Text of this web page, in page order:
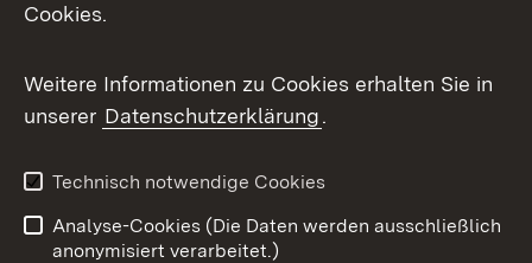
X / Twitter
Youtube
Impressum
Kontakt
Cookies.
Weitere Informationen zu Cookies erhalten Sie in
unserer Datenschutzerklärung.
Technisch notwendige Cookies
Analyse-Cookies (Die Daten werden ausschließlich
anonymisiert verarbeitet.)